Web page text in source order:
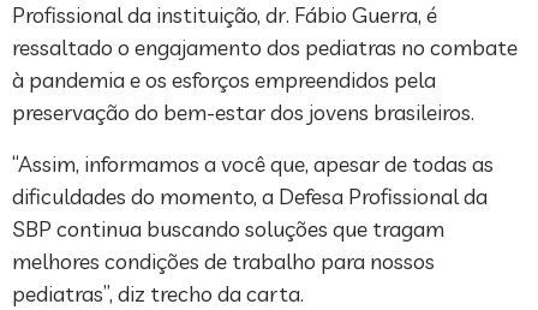
Profissional da instituição, dr. Fábio Guerra, é
ressaltado o engajamento dos pediatras no combate
à pandemia e os esforços empreendidos pela
preservação do bem-estar dos jovens brasileiros.
“Assim, informamos a você que, apesar de todas as
dificuldades do momento, a Defesa Profissional da
SBP continua buscando soluções que tragam
melhores condições de trabalho para nossos
pediatras”, diz trecho da carta.